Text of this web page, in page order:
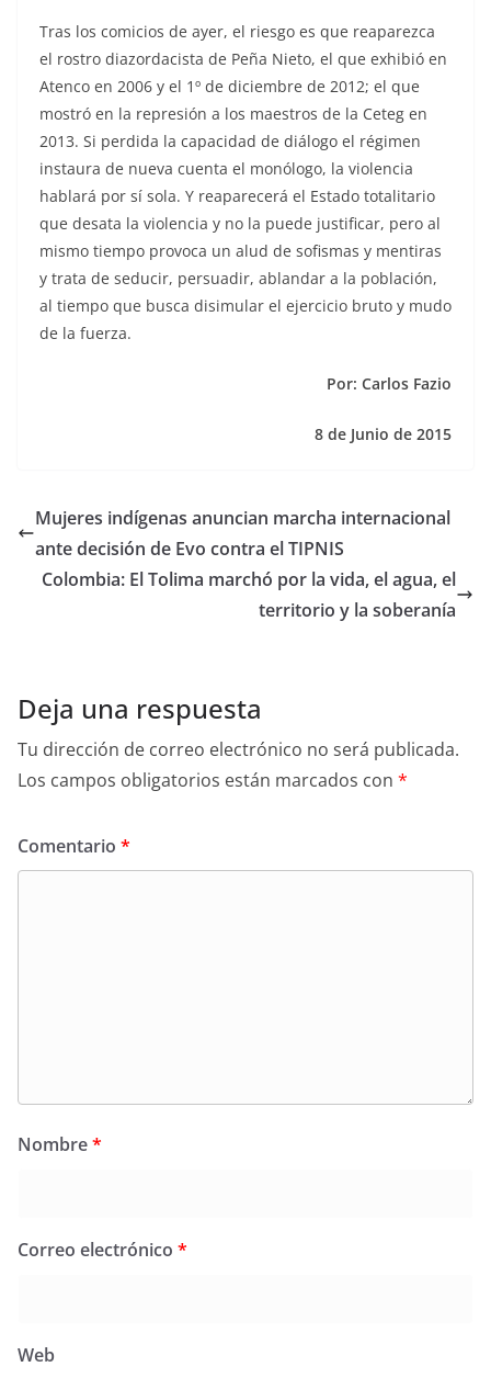
Tras los comicios de ayer, el riesgo es que reaparezca
el rostro diazordacista de Peña Nieto, el que exhibió en
Atenco en 2006 y el 1º de diciembre de 2012; el que
mostró en la represión a los maestros de la Ceteg en
2013. Si perdida la capacidad de diálogo el régimen
instaura de nueva cuenta el monólogo, la violencia
hablará por sí sola. Y reaparecerá el Estado totalitario
que desata la violencia y no la puede justificar, pero al
mismo tiempo provoca un alud de sofismas y mentiras
y trata de seducir, persuadir, ablandar a la población,
al tiempo que busca disimular el ejercicio bruto y mudo
de la fuerza.
Por: Carlos Fazio
8 de Junio de 2015
Mujeres indígenas anuncian marcha internacional
ante decisión de Evo contra el TIPNIS
Colombia: El Tolima marchó por la vida, el agua, el
territorio y la soberanía
Deja una respuesta
Tu dirección de correo electrónico no será publicada.
Los campos obligatorios están marcados con *
Comentario *
Nombre*
Correo electrónico *
Web